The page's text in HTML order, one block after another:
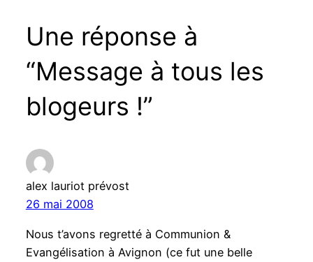
Une réponse à
“Message à tous les
blogeurs !”
alex lauriot prévost
26 mai 2008
Nous t’avons regretté à Communion &
Evangélisation à Avignon (ce fut une belle